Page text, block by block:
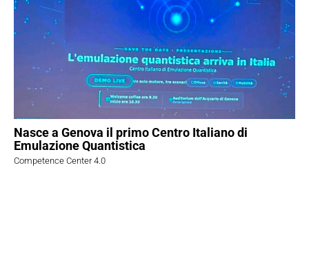
Nasce a Genova il primo Centro Italiano di
Emulazione Quantistica
Competence Center 4.0